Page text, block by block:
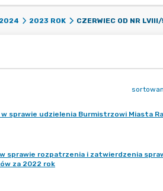
2023 ROK CZERWIEC OD NR
sprawie udzielenia Burmistrzowi Miasta
sprawie rozpatrzenia i zatwierdzenia
za 2022 rok